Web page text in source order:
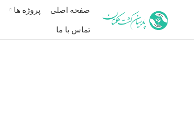
صفحه اصلی پروژه ها
تماس با ما